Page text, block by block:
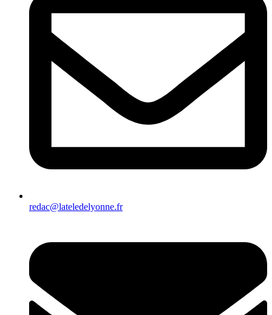
redac@lateledelyonne.fr